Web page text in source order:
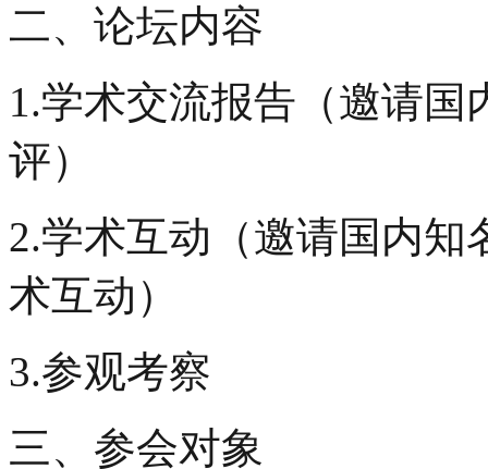
二、论坛内容
1.学术交流报告（邀请
评）
2.学术互动（邀请国内
术互动）
3.参观考察
三、参会对象